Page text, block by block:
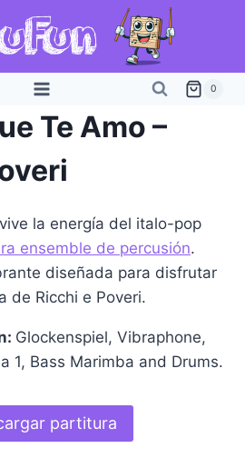
0
Te Amo –
la energía del italo-pop
ensemble de percusión.
diseñada para disfrutar
de Ricchi e Poveri.
Glockenspiel, Vibraphone,
1, Bass Marimba and Drums.
partitura